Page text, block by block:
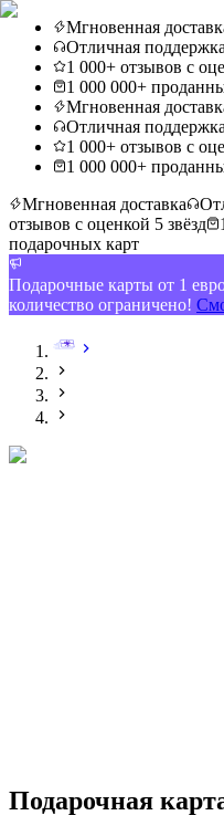
Мгновенная
Отличная поддержка
1 000+ отзывов с
1 000 000+
Мгновенная
Отличная поддержка
1 000+ отзывов с
1 000 000+
Мгновенная доставка
отзывов с оценкой 5 звёзд
подарочных карт
Подарочные карты от 1
количество ограничено!
Подарочная